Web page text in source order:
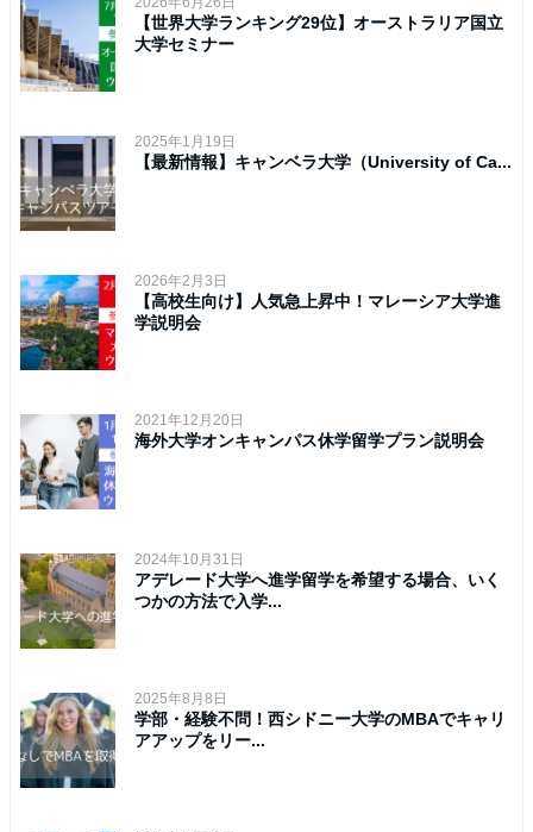
【世界大学ランキング29位】オーストラリア国立
大学セミナー
2025年1月19日
【最新情報】キャンベラ大学（University of Ca...
2026年2月3日
【高校生向け】人気急上昇中！マレーシア大学進
学説明会
2021年12月20日
海外大学オンキャンパス休学留学プラン説明会
2024年10月31日
アデレード大学へ進学留学を希望する場合、いく
つかの方法で入学...
2025年8月8日
学部・経験不問！西シドニー大学のMBAでキャリ
アアップをリー...